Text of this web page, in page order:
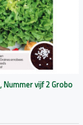
Nummer vijf 2 Grobo